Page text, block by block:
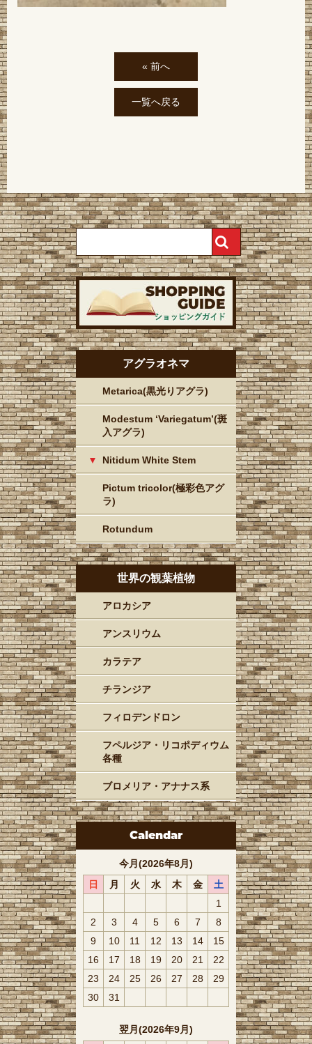
« 前へ
一覧へ戻る
アグラオネマ
Metarica(黒光りアグラ)
Modestum ‘Variegatum’(斑
入アグラ)
Nitidum White Stem
Pictum tricolor(極彩色アグ
ラ)
Rotundum
世界の観葉植物
アロカシア
アンスリウム
カラテア
チランジア
フィロデンドロン
フペルジア・リコポディウム
各種
ブロメリア・アナナス系
Calendar
今月(2026年8月)
日
月 火 水 木 金
土
1
2
3 4 5 6 7
8
9
10 11 12 13 14
15
16
17 18 19 20 21
22
23
24 25 26 27 28
29
30
31
翌月(2026年9月)